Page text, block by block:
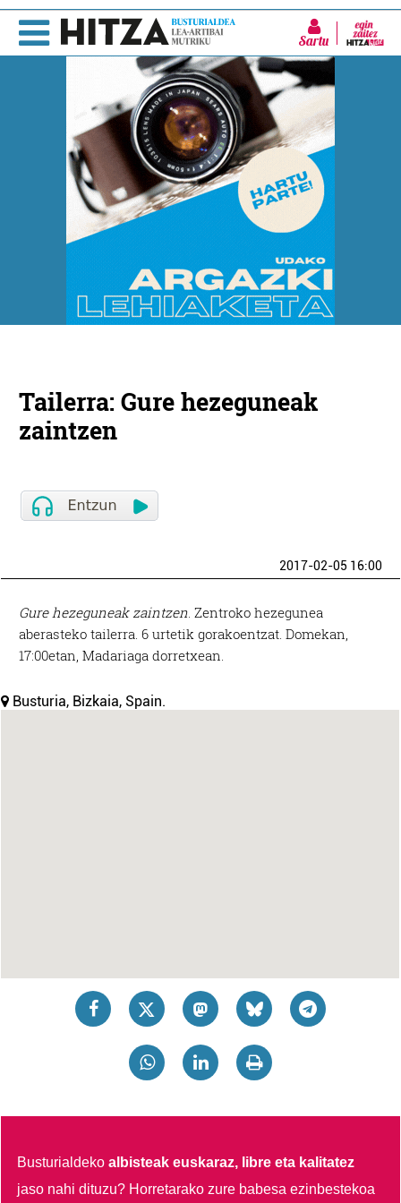
Sartu
Tailerra: Gure hezeguneak
zaintzen
2017-02-05 16:00
Gure hezeguneak zaintzen. Zentroko hezegunea
aberasteko tailerra. 6 urtetik gorakoentzat. Domekan,
17:00etan, Madariaga dorretxean.
Busturia, Bizkaia, Spain.
Busturialdekoalbisteak euskaraz, libre eta kalitatez
jaso nahi dituzu? Horretarako zure babesa ezinbestekoa